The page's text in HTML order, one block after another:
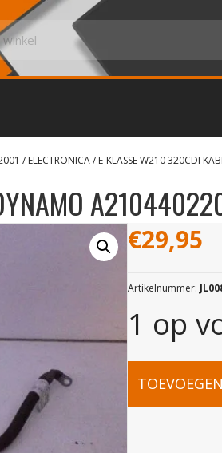
/ ELECTRONICA/ E-KLASSE W210 320CDI
€29,95
Artikelnummer:
1 op
E-